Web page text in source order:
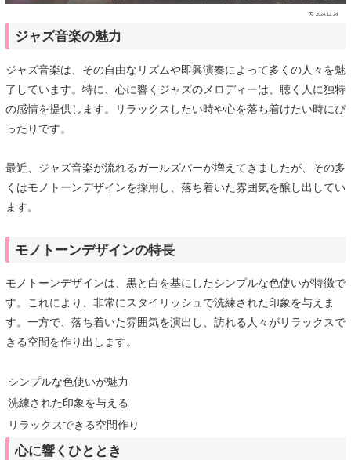
2024.12.24
ジャズ音楽の魅力
ジャズ音楽は、その自由なリズムや即興演奏によって多くの人々を魅
了しています。特に、心に響くジャズのメロディーは、聴く人に独特
の感情を提供します。リラックスしたい時や心を落ち着けたい時にぴ
ったりです。
最近、ジャズ音楽が流れるガールズバーが増えてきましたが、その多
くはモノトーンデザインを採用し、落ち着いた雰囲気を醸し出してい
ます。
モノトーンデザインの特長
モノトーンデザインは、黒と白を基にしたシンプルな色使いが特徴で
す。これにより、非常にスタイリッシュで洗練された印象を与えま
す。一方で、落ち着いた雰囲気を演出し、訪れる人々がリラックスで
きる空間を作り出します。
シンプルな色使いが魅力
洗練された印象を与える
リラックスできる空間作り
心に響くひととき